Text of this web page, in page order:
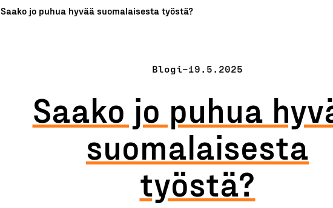
Saako jo puhua hyvää suomalaisesta työstä?
Blogi–19.5.2025
Saako jo puhua
suomalaisesta
työstä?